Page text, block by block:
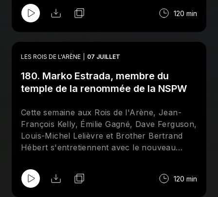
Mystery Wrestling et de la All Elite Wrestling
qui se tiendront à la fin du mois de juillet, à
120 min
LES ROIS DE L'ARÈNE 07 JUILLET
180. Marko Estrada, membre du
temple de la renommée de la NSPW
Cette semaine aux Rois de l'Arène, Jean-
François Kelly, Émilie Gagné, Dave Ferguson,
Louis-Michel Lelièvre et Brother Bertrand
Hébert s'entretiennent avec le nouveau
NSPW, le "champian du mande", Marko
Estrada. Aussi au menu : Comiccon, Mick120 min